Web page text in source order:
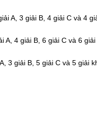
A, 3 giải B, 4 giải C và 4
A, 4 giải B, 6 giải C và 6
3 giải B, 5 giải C và 5 giải